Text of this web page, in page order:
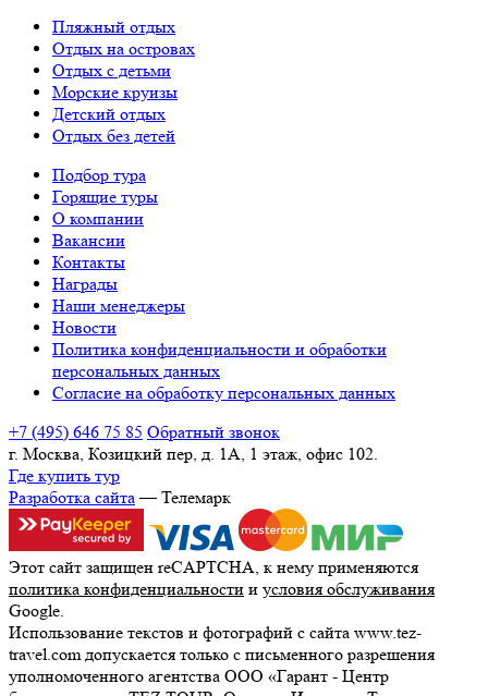
Пляжный отдых
Отдых на островах
Отдых с детьми
Морские круизы
Детский отдых
Отдых без детей
Подбор тура
Горящие туры
О компании
Вакансии
Контакты
Награды
Наши менеджеры
Новости
Политика конфиденциальности и обработки
персональных данных
Согласие на обработку персональных данных
+7 (495) 646 75 85 Обратный звонок
г. Москва, Козицкий пер, д. 1А, 1 этаж, офис 102.
Где купить тур
Разработка сайта— Телемарк
Этот сайт защищен reCAPTCHA, к нему применяются
политика конфиденциальности и условия обслуживания
Google.
Использование текстов и фотографий с сайта www.tez-
travel.com допускается только с письменного разрешения
уполномоченного агентства ООО «Гарант - Центр